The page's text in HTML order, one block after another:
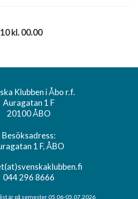
kl. 00.00
Klubben i Åbo r.f.
Auragatan 1 F
20100 ÅBO
Besöksadress:
1 F, ÅBO
044 296 8666
är på semester 05.06-05.07.2026